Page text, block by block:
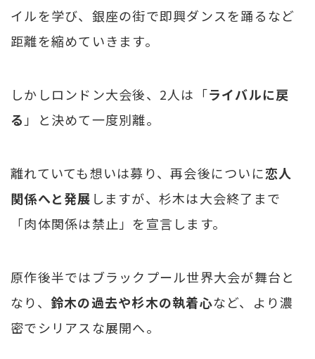
イルを学び、銀座の街で即興ダンスを踊るなど
距離を縮めていきます。
しかしロンドン大会後、2人は「ライバルに戻
る 」と決めて一度別離。
離れていても想いは募り、再会後についに恋人
関係へと発展 しますが、杉木は大会終了まで
「肉体関係は禁止」を宣言します。
原作後半ではブラックプール世界大会が舞台と
なり、 鈴木の過去や杉木の執着心など、より濃
密でシリアスな展開へ。